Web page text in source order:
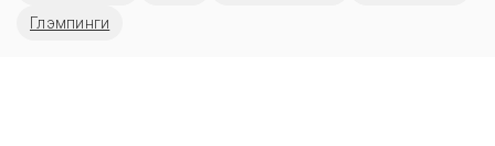
Глэмпинги